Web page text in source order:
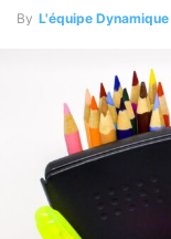
By L'équipe